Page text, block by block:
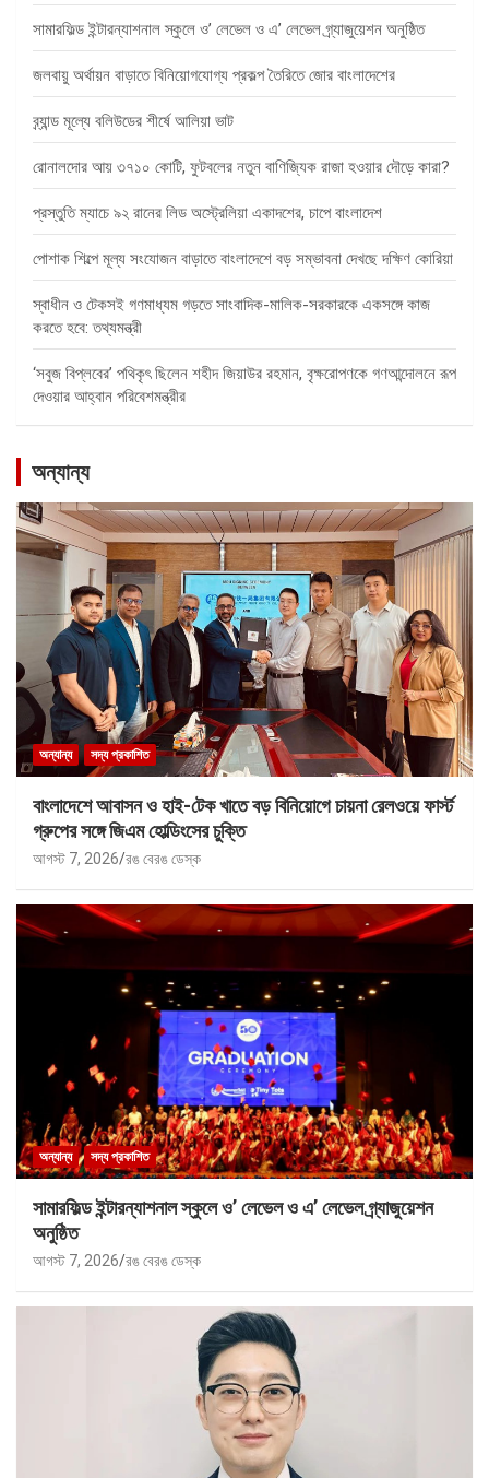
সামারফিল্ড ইন্টারন্যাশনাল স্কুলে ও’ লেভেল ও এ’ লেভেল গ্র্যাজুয়েশন অনুষ্ঠিত
জলবায়ু অর্থায়ন বাড়াতে বিনিয়োগযোগ্য প্রকল্প তৈরিতে জোর বাংলাদেশের
ব্র্যান্ড মূল্যে বলিউডের শীর্ষে আলিয়া ভাট
রোনালদোর আয় ৩৭১০ কোটি, ফুটবলের নতুন বাণিজ্যিক রাজা হওয়ার দৌড়ে কারা?
প্রস্তুতি ম্যাচে ৯২ রানের লিড অস্ট্রেলিয়া একাদশের, চাপে বাংলাদেশ
পোশাক শিল্পে মূল্য সংযোজন বাড়াতে বাংলাদেশে বড় সম্ভাবনা দেখছে দক্ষিণ কোরিয়া
স্বাধীন ও টেকসই গণমাধ্যম গড়তে সাংবাদিক-মালিক-সরকারকে একসঙ্গে কাজ
করতে হবে: তথ্যমন্ত্রী
‘সবুজ বিপ্লবের’ পথিকৃৎ ছিলেন শহীদ জিয়াউর রহমান, বৃক্ষরোপণকে গণআন্দোলনে রূপ
দেওয়ার আহ্বান পরিবেশমন্ত্রীর
অন্যান্য
অন্যান্য সদ্য প্রকাশিত
বাংলাদেশে আবাসন ও হাই-টেক খাতে বড় বিনিয়োগে চায়না রেলওয়ে ফার্স্ট
গ্রুপের সঙ্গে জিএম হোল্ডিংসের চুক্তি
আগস্ট 7, 2026 রঙ বেরঙ ডেস্ক
অন্যান্য সদ্য প্রকাশিত
সামারফিল্ড ইন্টারন্যাশনাল স্কুলে ও’ লেভেল ও এ’ লেভেল গ্র্যাজুয়েশন
অনুষ্ঠিত
আগস্ট 7, 2026 রঙ বেরঙ ডেস্ক